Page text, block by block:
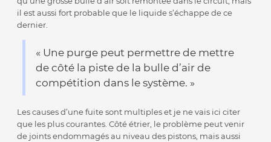
il est aussi fort probable que le liquide s’échappe de ce
dernier.
« Une purge peut permettre de mettre
de côté la piste de la bulle d’air de
compétition dans le système. »
Les causes d’une fuite sont multiples et je ne vais ici citer
que les plus courantes. Côté étrier, le problème peut venir
de joints endommagés au niveau des pistons, mais aussi